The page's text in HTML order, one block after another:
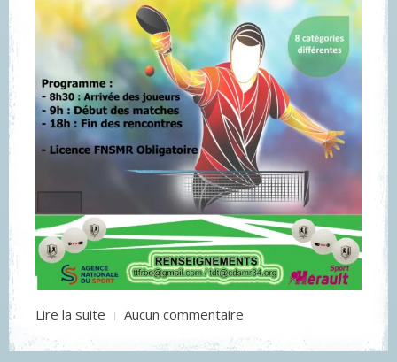
Lire la suite Aucun commentaire